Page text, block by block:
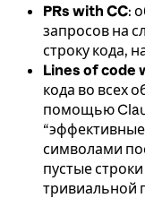
PRs with CC:
запросов на
строку кода,
Lines of code
кода во всех
помощью
символами
пустые
тривиальной